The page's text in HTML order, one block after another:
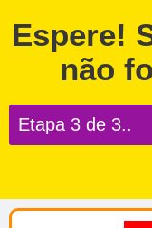
Espere!
não
Etapa 3 de 3..